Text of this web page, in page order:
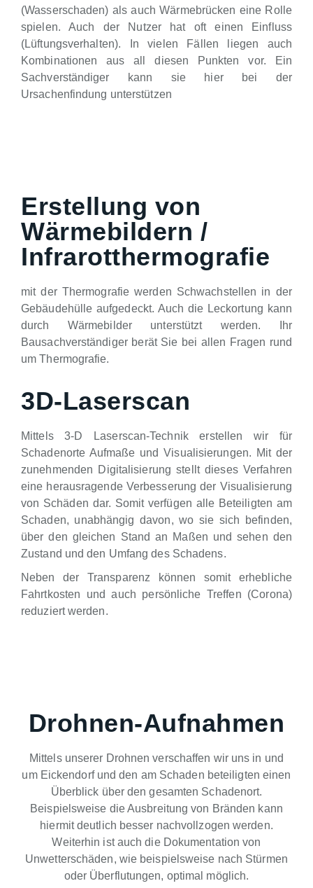
(Wasserschaden) als auch Wärmebrücken eine Rolle
spielen. Auch der Nutzer hat oft einen Einfluss
(Lüftungsverhalten). In vielen Fällen liegen auch
Kombinationen aus all diesen Punkten vor. Ein
Sachverständiger kann sie hier bei der
Ursachenfindung unterstützen
Erstellung von
Wärmebildern /
Infrarotthermografie
mit der Thermografie werden Schwachstellen in der
Gebäudehülle aufgedeckt. Auch die Leckortung kann
durch Wärmebilder unterstützt werden. Ihr
Bausachverständiger berät Sie bei allen Fragen rund
um Thermografie.
3D-Laserscan
Mittels 3-D Laserscan-Technik erstellen wir für
Schadenorte Aufmaße und Visualisierungen. Mit der
zunehmenden Digitalisierung stellt dieses Verfahren
eine herausragende Verbesserung der Visualisierung
von Schäden dar. Somit verfügen alle Beteiligten am
Schaden, unabhängig davon, wo sie sich befinden,
über den gleichen Stand an Maßen und sehen den
Zustand und den Umfang des Schadens.
Neben der Transparenz können somit erhebliche
Fahrtkosten und auch persönliche Treffen (Corona)
reduziert werden.
Drohnen-Aufnahmen
Mittels unserer Drohnen verschaffen wir uns in und
um Eickendorf und den am Schaden beteiligten einen
Überblick über den gesamten Schadenort.
Beispielsweise die Ausbreitung von Bränden kann
hiermit deutlich besser nachvollzogen werden.
Weiterhin ist auch die Dokumentation von
Unwetterschäden, wie beispielsweise nach Stürmen
oder Überflutungen, optimal möglich.